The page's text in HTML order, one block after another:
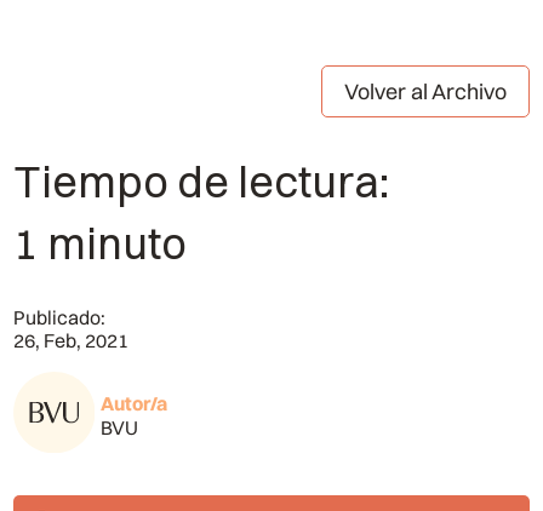
Volver al Archivo
Tiempo de lectura:
1 minuto
Publicado:
26, Feb, 2021
Autor/a
BVU